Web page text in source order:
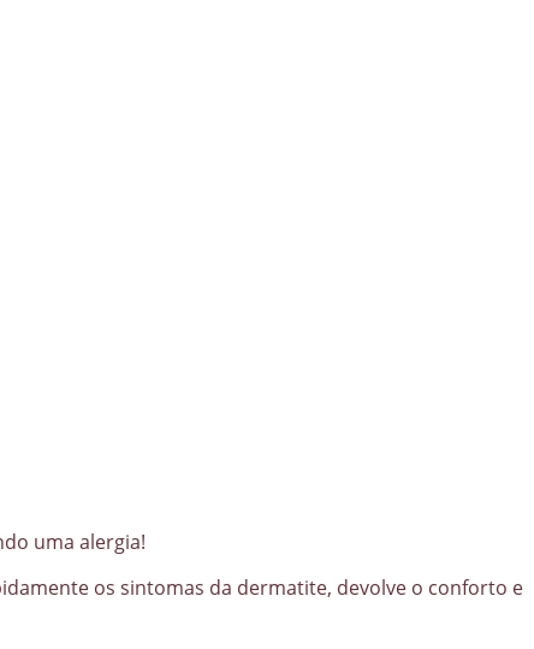
uma alergia!
os sintomas da dermatite, devolve o conforto e